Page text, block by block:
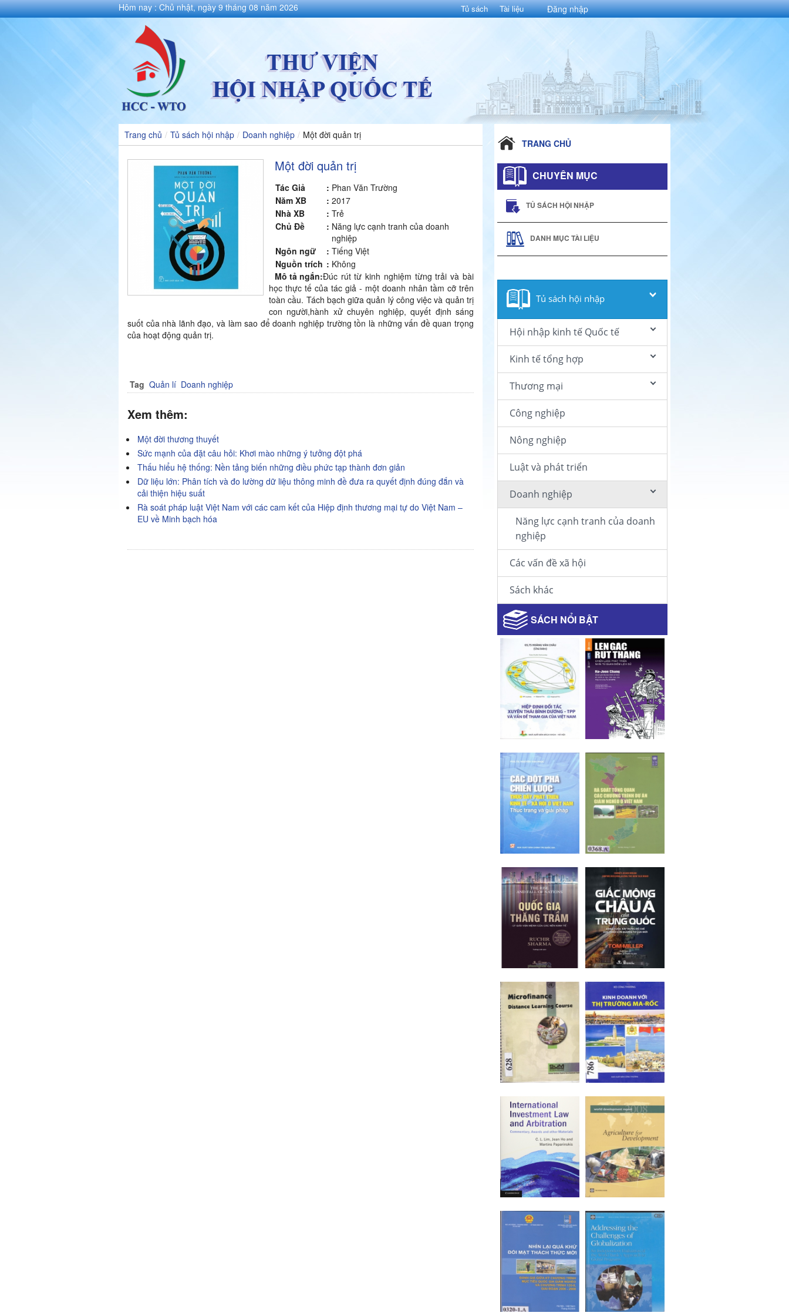
Hôm nay : Chủ nhật, ngày 9 tháng 08 năm 2026 Tủ sách Tài liệu Đăng nhập
Trang chủ / Tủ sách hội nhập / Doanh nghiệp / Một đời quản trị
Một đời quản trị
Tác Giả : Phan Văn Trường
Năm XB
: 2017
Nhà XB
: Trẻ
Chủ Đề
: Năng lực cạnh tranh của doanh
nghiệp
Ngôn ngữ
: Tiếng Việt
Nguồn trích : Không
Mô tả ngắn:Đúc rút từ kinh nghiệm từng trải và bài
học thực tế của tác giả - một doanh nhân tầm cỡ trên
toàn cầu. Tách bạch giữa quản lý công việc và quản trị
con người,hành xử chuyên nghiệp, quyết định sáng
suốt của nhà lãnh đạo, và làm sao để doanh nghiệp trường tồn là những vấn đề quan trọng
của hoạt động quản trị.
Tag Quản lí Doanh nghiệp
Xem thêm:
Một đời thương thuyết
Sức mạnh của đặt câu hỏi: Khơi mào những ý tưởng đột phá
Thấu hiểu hệ thống: Nền tảng biến những điều phức tạp thành đơn giản
Dữ liệu lớn: Phân tích và đo lường dữ liệu thông minh đề đưa ra quyết định đúng đắn và
cải thiện hiệu suất
Rà soát pháp luật Việt Nam với các cam kết của Hiệp định thương mại tự do Việt Nam –
EU về Minh bạch hóa
TRANG CHỦ
CHUYÊN MỤC
TỦ SÁCH HỘI NHẬP
DANH MỤC TÀI LIỆU
Tủ sách hội nhập
Hội nhập kinh tế Quốc tế
Kinh tế tổng hợp
Thương mại
Công nghiệp
Nông nghiệp
Luật và phát triển
Doanh nghiệp
Năng lực cạnh tranh của doanh
nghiệp
Các vấn đề xã hội
Sách khác
SÁCH NỔI BẬT